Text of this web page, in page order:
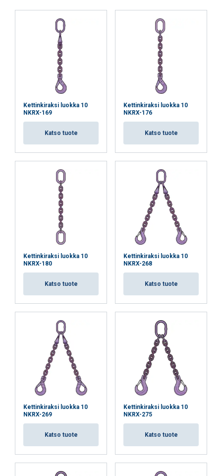
1 0,8 2 1,4
Kun kiristävässä nostossa käytetään
Kettinkiraksi luokka 10
NKRX-169
Katso tuote
Kettinkiraksi luokka 10
NKRX-176
Katso tuote
Kettinkiraksi luokka 10
NKRX-180
Katso tuote
Kettinkiraksi luokka 10
NKRX-268
Katso tuote
Kettinkiraksi luokka 10
NKRX-269
Katso tuote
Kettinkiraksi luokka 10
NKRX-275
Katso tuote